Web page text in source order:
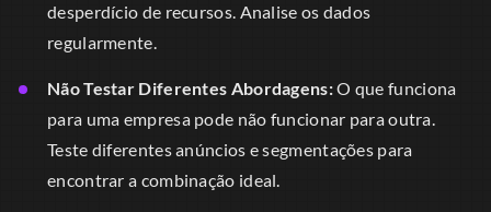
desperdício de recursos. Analise os dados
regularmente.
Não Testar Diferentes Abordagens:O que funciona
para uma empresa pode não funcionar para outra.
Teste diferentes anúncios e segmentações para
encontrar a combinação ideal.